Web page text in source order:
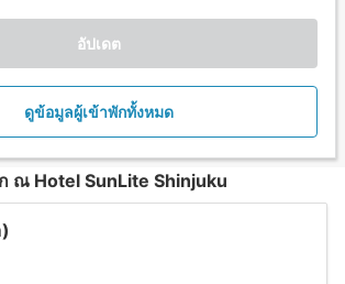
อัปเดต
ดูข้อมูลผู้เข้าพักทั้งหมด
ณ Hotel SunLite Shinjuku